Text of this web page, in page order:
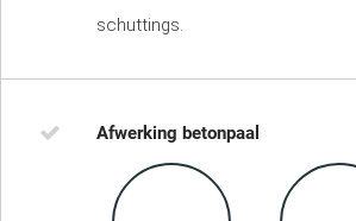
schuttings.
Afwerking betonpaal